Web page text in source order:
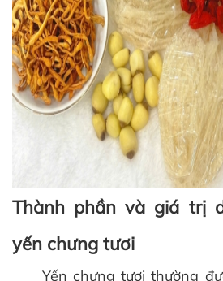
Thành phần và giá trị
yến chưng tươi
Yến chưng tươi thường